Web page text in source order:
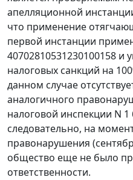
апелляционной
что применение
первой инстанции
40702810531230100158 и
налоговых санкций на
данном случае
аналогичного
налоговой инспекции N
следовательно, на
правонарушения
общество еще не было
ответственности.